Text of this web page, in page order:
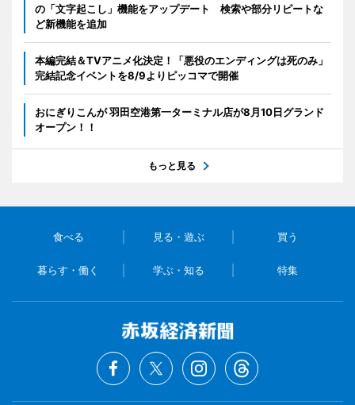
の「文字起こし」機能をアップデート 検索や部分リピートな
ど新機能を追加
本編完結＆TVアニメ化決定！「悪役のエンディングは死のみ」
完結記念イベントを8/9よりピッコマで開催
おにぎりこんが 羽田空港第一ターミナル店が8月10日グランド
オープン！！
もっと見る
食べる 見る・遊ぶ 買う
暮らす・働く 学ぶ・知る 特集